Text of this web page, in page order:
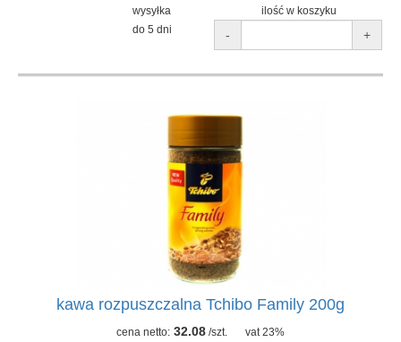
wysyłka
ilość w koszyku
do 5 dni
- +
kawa rozpuszczalna Tchibo Family 200g
cena netto: 32.08 /szt.
vat 23%